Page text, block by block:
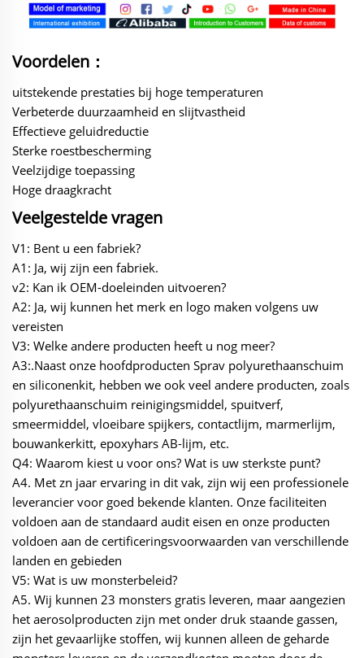
Voordelen：
uitstekende prestaties bij hoge temperaturen
Verbeterde duurzaamheid en slijtvastheid
Effectieve geluidreductie
Sterke roestbescherming
Veelzijdige toepassing
Hoge draagkracht
Veelgestelde vragen
V1: Bent u een fabriek?
A1: Ja, wij zijn een fabriek.
v2: Kan ik OEM-doeleinden uitvoeren?
A2: Ja, wij kunnen het merk en logo maken volgens uw
vereisten
V3: Welke andere producten heeft u nog meer?
A3:.Naast onze hoofdproducten Sprav polyurethaanschuim
en siliconenkit, hebben we ook veel andere producten, zoals
polyurethaanschuim reinigingsmiddel, spuitverf,
smeermiddel, vloeibare spijkers, contactlijm, marmerlijm,
bouwankerkitt, epoxyhars AB-lijm, etc.
Q4: Waarom kiest u voor ons? Wat is uw sterkste punt?
A4. Met zn jaar ervaring in dit vak, zijn wij een professionele
leverancier voor goed bekende klanten. Onze faciliteiten
voldoen aan de standaard audit eisen en onze producten
voldoen aan de certificeringsvoorwaarden van verschillende
landen en gebieden
V5: Wat is uw monsterbeleid?
A5. Wij kunnen 23 monsters gratis leveren, maar aangezien
het aerosolproducten zijn met onder druk staande gassen,
zijn het gevaarlijke stoffen, wij kunnen alleen de geharde